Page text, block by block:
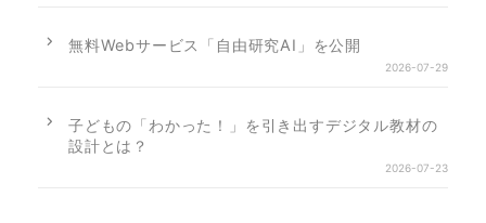
無料Webサービス「自由研究AI」を公開
2026-07-29
子どもの「わかった！」を引き出すデジタル教材の
設計とは？
2026-07-23